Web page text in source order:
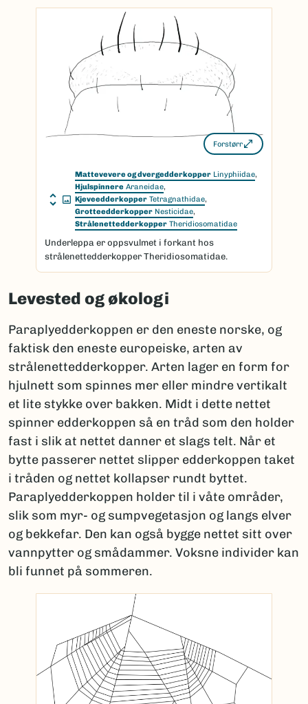
Forstørr
Mattevevere og dvergedderkopper Linyphiidae,
Hjulspinnere Araneidae,
Kjeveedderkopper Tetragnathidae,
Grotteedderkopper Nesticidae,
Strålenettedderkopper Theridiosomatidae
Underleppa er oppsvulmet i forkant hos
strålenettedderkopper Theridiosomatidae.
Levested og økologi
Paraplyedderkoppen er den eneste norske, og
faktisk den eneste europeiske, arten av
strålenettedderkopper. Arten lager en form for
hjulnett som spinnes mer eller mindre vertikalt
et lite stykke over bakken. Midt i dette nettet
spinner edderkoppen så en tråd som den holder
fast i slik at nettet danner et slags telt. Når et
bytte passerer nettet slipper edderkoppen taket
i tråden og nettet kollapser rundt byttet.
Paraplyedderkoppen holder til i våte områder,
slik som myr- og sumpvegetasjon og langs elver
og bekkefar. Den kan også bygge nettet sitt over
vannpytter og smådammer. Voksne individer kan
bli funnet på sommeren.